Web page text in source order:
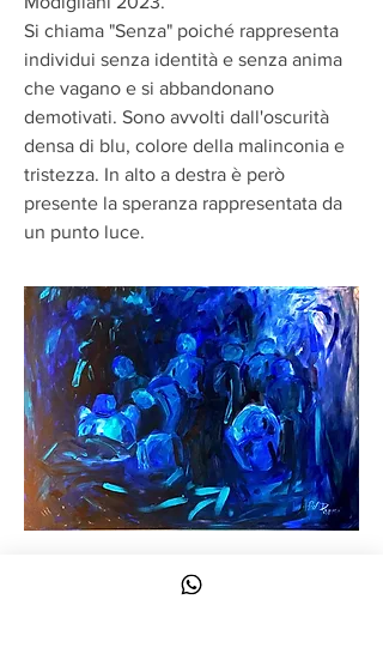
Si chiama "Senza" poiché rappresenta
individui senza identità e senza anima
che vagano e si abbandonano
demotivati. Sono avvolti dall'oscurità
densa di blu, colore della malinconia e
tristezza. In alto a destra è però
presente la speranza rappresentata da
un punto luce.